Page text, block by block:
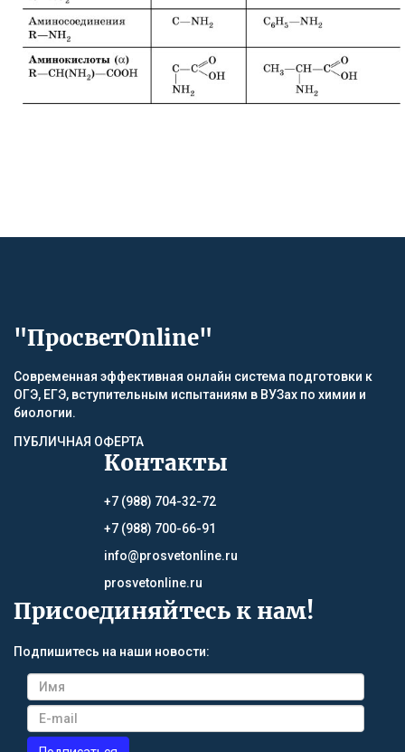
"ПросветOnline"
Современная эффективная онлайн система подготовки к
ОГЭ, ЕГЭ, вступительным испытаниям в ВУЗах по химии и
биологии.
ПУБЛИЧНАЯ ОФЕРТА
Контакты
+7 (988) 704-32-72
+7 (988) 700-66-91
info@prosvetonline.ru
prosvetonline.ru
Присоединяйтесь к нам!
Подпишитесь на наши новости: